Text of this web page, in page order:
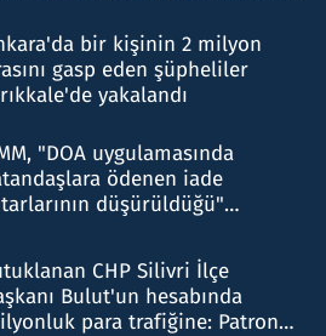
bir kişinin 2 milyon
gasp eden şüpheliler
yakalandı
"DOA uygulamasında
ödenen iade
düşürüldüğü"
CHP Silivri İlçe
Bulut'un hesabında
para trafiğine: Patron